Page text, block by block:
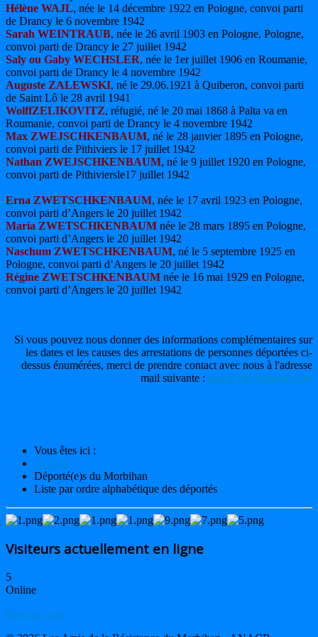
Hélène WAJL, née le 14 décembre 1922 en Pologne, convoi parti
de Drancy le 6 novembre 1942
Sarah WEINTRAUB, née le 26 avril 1903 en Pologne, Pologne,
convoi parti de Drancy le 27 juillet 1942
Saly ou Gaby WECHSLER, née le 1er juillet 1906 en Roumanie,
convoi parti de Drancy le 4 novembre 1942
Auguste ZALEWSKI, né le 29.06.1921 à Quiberon, convoi parti
de Saint Lô le 28 avril 1941
WolffZELIKOVITZ, réfugié, né le 20 mai 1868 à Palta va en
Roumanie, convoi parti de Drancy le 4 novembre 1942
Max ZWEJSCHKENBAUM, né le 28 janvier 1895 en Pologne,
convoi parti de Pithiviers le 17 juillet 1942
Nathan ZWEJSCHKENBAUM, né le 9 juillet 1920 en Pologne,
convoi parti de Pithiviersle17 juillet 1942
Erna ZWETSCHKENBAUM, née le 17 avril 1923 en Pologne,
convoi parti d’Angers le 20 juillet 1942
Maria ZWETSCHKENBAUM née le 28 mars 1895 en Pologne,
convoi parti d’Angers le 20 juillet 1942
Naschum ZWETSCHKENBAUM, né le 5 septembre 1925 en
Pologne, convoi parti d’Angers le 20 juillet 1942
Régine ZWETSCHKENBAUM née le 16 mai 1929 en Pologne,
convoi parti d’Angers le 20 juillet 1942
Si vous pouvez nous donner des informations complémentaires sur
les dates et les causes des arrestations de personnes déportées ci-
dessus énumérées, merci de prendre contact avec nous à l'adresse
mail suivante : anacr561@gmail.com
Vous êtes ici :
Accueil
Déporté(e)s du Morbihan
Liste par ordre alphabétique des déportés
Visiteurs actuellement en ligne
5
Online
Haut de page